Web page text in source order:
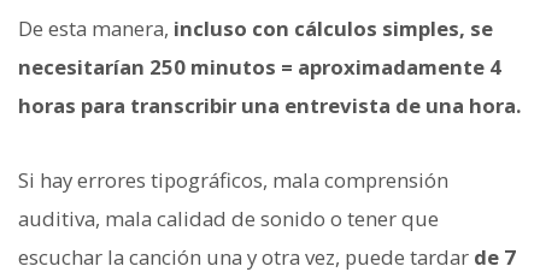
De esta manera, incluso con cálculos simples, se
necesitarían 250 minutos = aproximadamente 4
horas para transcribir una entrevista de una hora.
Si hay errores tipográficos, mala comprensión
auditiva, mala calidad de sonido o tener que
escuchar la canción una y otra vez, puede tardar de 7